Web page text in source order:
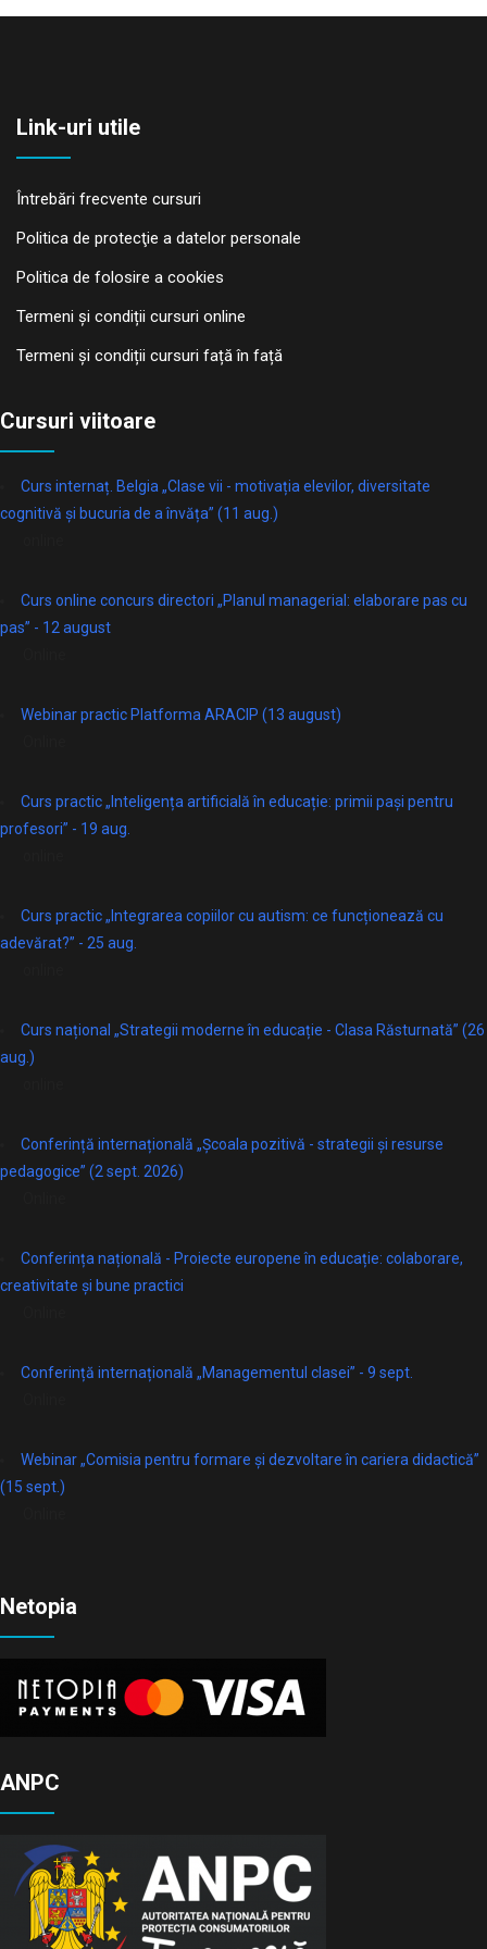
Link-uri utile
Întrebări frecvente cursuri
Politica de protecţie a datelor personale
Politica de folosire a cookies
Termeni și condiții cursuri online
Termeni și condiții cursuri față în față
Cursuri viitoare
Curs internaț. Belgia „Clase vii - motivația elevilor, diversitate
cognitivă și bucuria de a învăța” (11 aug.)
Curs online concurs directori „Planul managerial: elaborare pas cu
pas” - 12 august
Webinar practic Platforma ARACIP (13 august)
Curs practic „Inteligența artificială în educație: primii pași pentru
profesori” - 19 aug.
Curs practic „Integrarea copiilor cu autism: ce funcționează cu
adevărat?” - 25 aug.
Curs național „Strategii moderne în educație - Clasa Răsturnată” (26
aug.)
Conferință internațională „Școala pozitivă - strategii și resurse
pedagogice” (2 sept. 2026)
Conferința națională - Proiecte europene în educație: colaborare,
creativitate și bune practici
Conferință internațională „Managementul clasei” - 9 sept.
Webinar „Comisia pentru formare și dezvoltare în cariera didactică”
(15 sept.)
Netopia
ANPC